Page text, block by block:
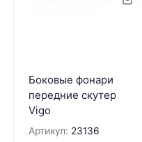
Боковые фонари
передние скутер
Vigo
Артикул: 23136